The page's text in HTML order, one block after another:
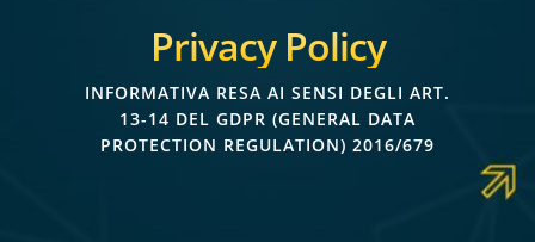
Privacy Policy
INFORMATIVA RESA AI SENSI DEGLI ART.
13-14 DEL GDPR (GENERAL DATA
PROTECTION REGULATION) 2016/679